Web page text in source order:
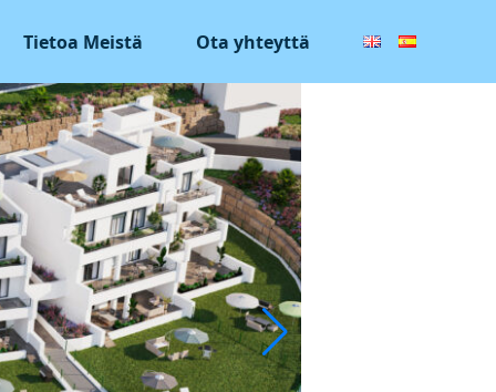
Tietoa Meistä Ota yhteyttä